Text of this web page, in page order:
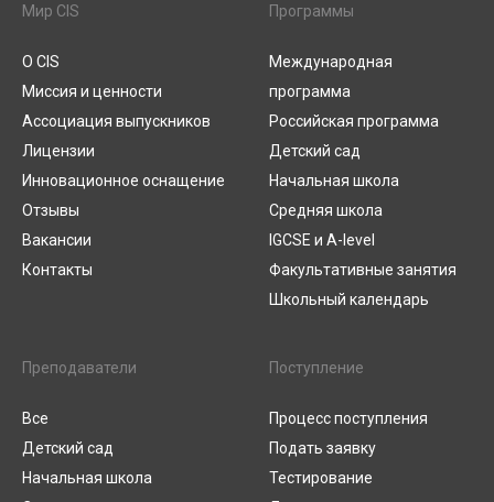
Мир CIS
О CIS
Миссия и ценности
Ассоциация выпускников
Лицензии
Инновационное оснащение
Отзывы
Вакансии
Контакты
Программы
Международная
программа
Российская программа
Детский сад
Начальная школа
Средняя школа
IGCSE и A-level
Факультативные занятия
Школьный календарь
Преподаватели
Все
Детский сад
Начальная школа
Поступление
Процесс поступления
Подать заявку
Тестирование